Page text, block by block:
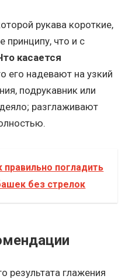
рукава короткие,
принципу, что и с
касается
его надевают на узкий
подрукавник или
разглаживают
правильно погладить
без стрелок
результата глажения